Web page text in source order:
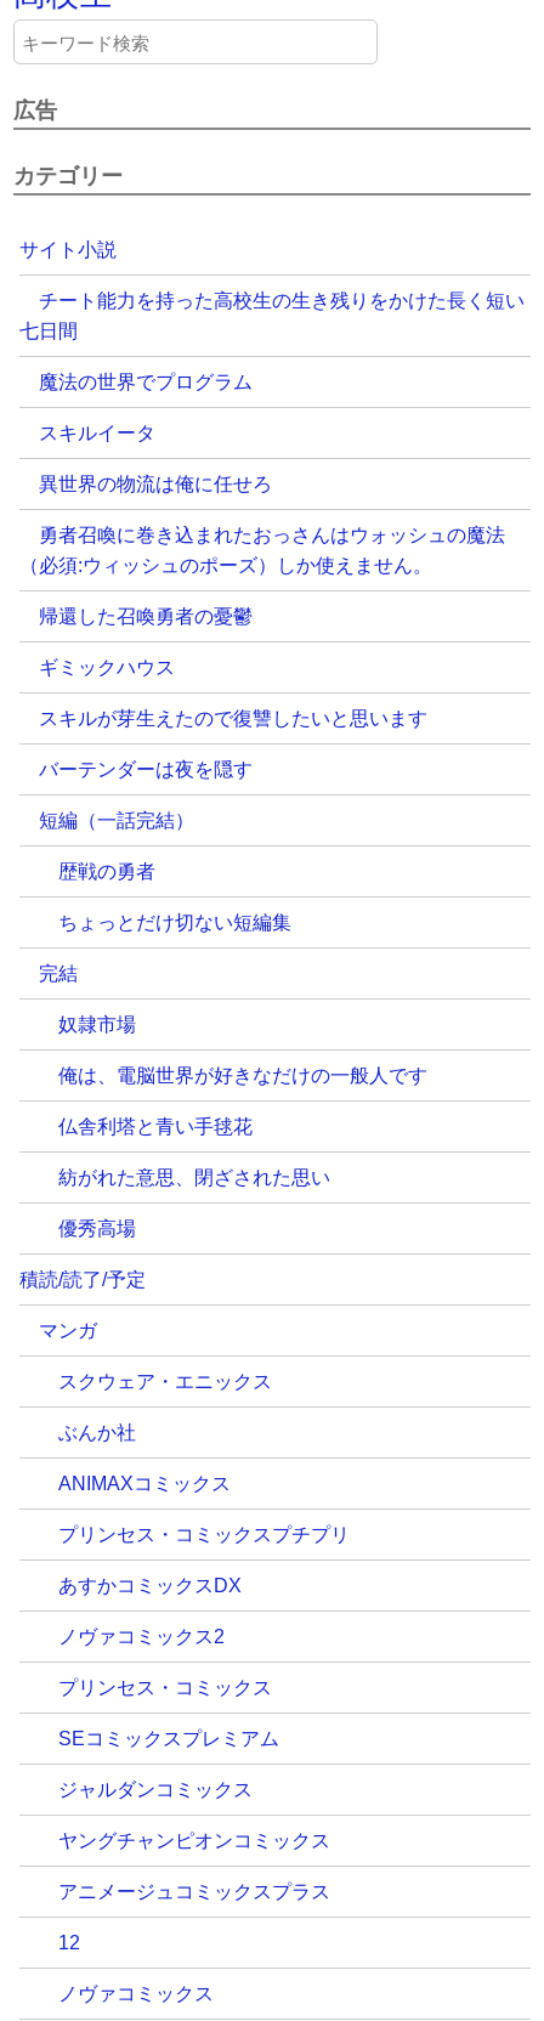
広告
カテゴリー
サイト小説
チート能力を持った高校生の生き残りをかけた長く短い
七日間
魔法の世界でプログラム
スキルイータ
異世界の物流は俺に任せろ
勇者召喚に巻き込まれたおっさんはウォッシュの魔法
（必須:ウィッシュのポーズ）しか使えません。
帰還した召喚勇者の憂鬱
ギミックハウス
スキルが芽生えたので復讐したいと思います
バーテンダーは夜を隠す
短編（一話完結）
歴戦の勇者
ちょっとだけ切ない短編集
完結
奴隷市場
俺は、電脳世界が好きなだけの一般人です
仏舎利塔と青い手毬花
紡がれた意思、閉ざされた思い
優秀高場
積読/読了/予定
マンガ
スクウェア・エニックス
ぶんか社
ANIMAXコミックス
プリンセス・コミックスプチプリ
あすかコミックスDX
ノヴァコミックス2
プリンセス・コミックス
SEコミックスプレミアム
ジャルダンコミックス
ヤングチャンピオンコミックス
アニメージュコミックスプラス
12
ノヴァコミックス